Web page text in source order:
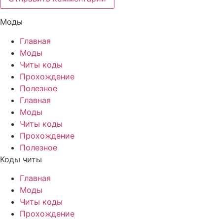
Моды
Главная
Моды
Читы коды
Прохождение
Полезное
Главная
Моды
Читы коды
Прохождение
Полезное
Коды читы
Главная
Моды
Читы коды
Прохождение